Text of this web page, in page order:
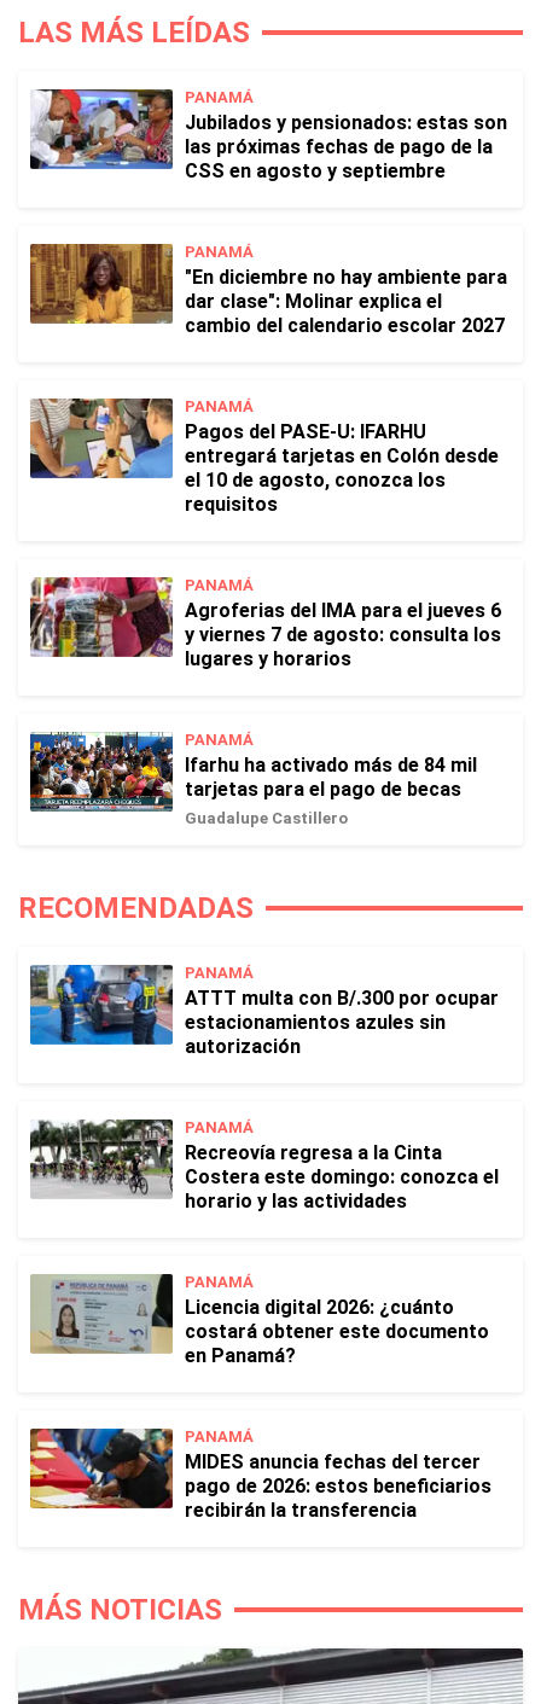
LAS MÁS LEÍDAS
PANAMÁ
Jubilados y pensionados: estas son
las próximas fechas de pago de la
CSS en agosto y septiembre
PANAMÁ
"En diciembre no hay ambiente para
dar clase": Molinar explica el
cambio del calendario escolar 2027
PANAMÁ
Pagos del PASE-U: IFARHU
entregará tarjetas en Colón desde
el 10 de agosto, conozca los
requisitos
PANAMÁ
Agroferias del IMA para el jueves 6
y viernes 7 de agosto: consulta los
lugares y horarios
PANAMÁ
Ifarhu ha activado más de 84 mil
tarjetas para el pago de becas
Guadalupe Castillero
RECOMENDADAS
PANAMÁ
ATTT multa con B/.300 por ocupar
estacionamientos azules sin
autorización
PANAMÁ
Recreovía regresa a la Cinta
Costera este domingo: conozca el
horario y las actividades
PANAMÁ
Licencia digital 2026: ¿cuánto
costará obtener este documento
en Panamá?
PANAMÁ
MIDES anuncia fechas del tercer
pago de 2026: estos beneficiarios
recibirán la transferencia
MÁS NOTICIAS